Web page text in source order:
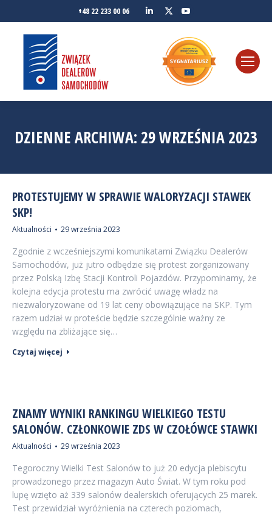
+48 22 233 00 06
Linkedin
Twitter
DZIENNE ARCHIWA: 29 WRZEŚNIA 2023
PROTESTUJEMY W SPRAWIE WALORYZACJI STAWEK
SKP!
Aktualności 29 września 2023
Zgodnie z wcześniejszymi komunikatami Związku Dealerów
Samochodów, już jutro odbędzie się protest zorganizowany
przez Polską Izbę Stacji Kontroli Pojazdów. Przypominamy, że
kolejna edycja protestu ma zwrócić uwagę władz na
niezwaloryzowane od 19 lat ceny obowiązujące na SKP. Tym
razem udział w proteście będzie szczególnie ważny ze
względu na zbliżające się…
Czytaj więcej
ZNAMY WYNIKI RANKINGU WIELKIEGO TESTU
SALONÓW. CZŁONKOWIE ZDS W CZOŁÓWCE STAWKI
Aktualności 29 września 2023
Tegoroczny Wielki Test Salonów to już 20 edycja plebiscytu
prowadzonego przez magazyn Auto Świat. W tym roku pod
lupę wzięto aż 339 salonów dealerskich oferujących 25 marek.
Test przewidział wyróżnienia na czterech poziomach,